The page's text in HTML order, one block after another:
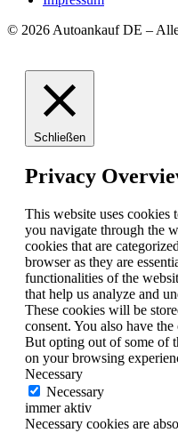
© 2026 Autoankauf DE –
Schließen
Privacy
This website uses
you navigate through the
cookies that are
browser as they are
functionalities of the
that help us analyze and
These cookies will be
consent. You also have
But opting out of some of
on your browsing
Necessary
Necessary
immer aktiv
Necessary cookies are